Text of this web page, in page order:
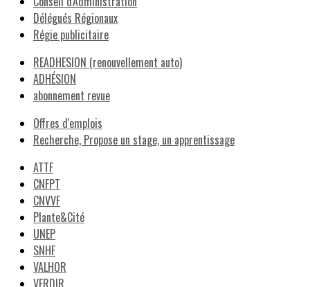
Délégués Régionaux
Régie publicitaire
READHESION (renouvellement auto)
ADHÉSION
abonnement revue
Offres d'emplois
Recherche, Propose un stage, un apprentissage
ATTF
CNFPT
CNVVF
Plante&Cité
UNEP
SNHF
VALHOR
VERDIR